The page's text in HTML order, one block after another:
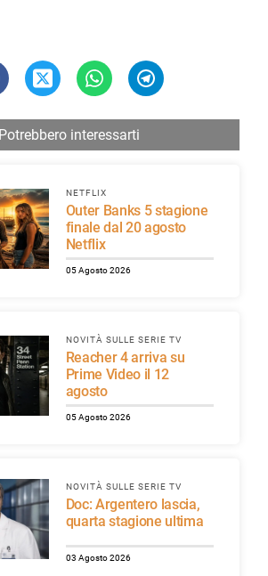
Potrebbero interessarti
NETFLIX
Outer Banks 5 stagione
finale dal 20 agosto
Netflix
05 Agosto 2026
NOVITÀ SULLE SERIE TV
Reacher 4 arriva su
Prime Video il 12
agosto
05 Agosto 2026
NOVITÀ SULLE SERIE TV
Doc: Argentero lascia,
quarta stagione ultima
03 Agosto 2026